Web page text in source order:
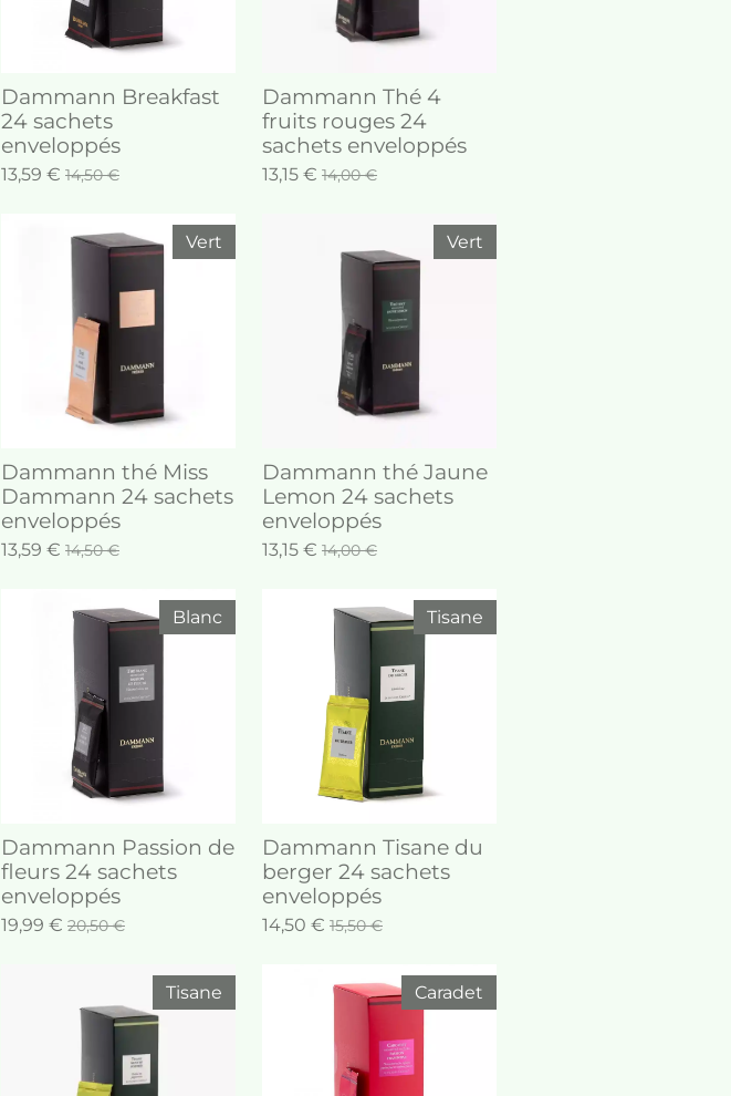
Dammann Breakfast
24 sachets
enveloppés
13,59 € 14,50 €
Dammann Thé 4
fruits rouges 24
sachets enveloppés
13,15 € 14,00 €
Vert
Dammann thé Miss
Dammann 24 sachets
enveloppés
13,59 € 14,50 €
Vert
Dammann thé Jaune
Lemon 24 sachets
enveloppés
13,15 € 14,00 €
Blanc
Dammann Passion de
fleurs 24 sachets
enveloppés
19,99 € 20,50 €
Tisane
Dammann Tisane du
berger 24 sachets
enveloppés
14,50 € 15,50 €
Tisane Caradet